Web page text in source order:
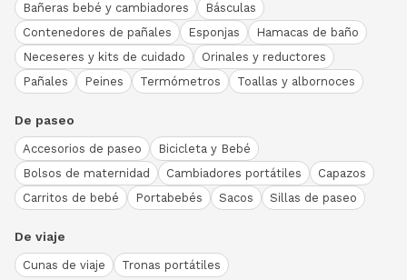
Bañeras bebé y cambiadores
Básculas
Contenedores de pañales
Esponjas
Hamacas de baño
Neceseres y kits de cuidado
Orinales y reductores
Pañales
Peines Termómetros Toallas y albornoces
De paseo
Accesorios de paseo
Bicicleta y Bebé
Bolsos de maternidad
Cambiadores portátiles
Capazos
Carritos de bebé
Portabebés Sacos Sillas de paseo
De viaje
Cunas de viaje Tronas portátiles